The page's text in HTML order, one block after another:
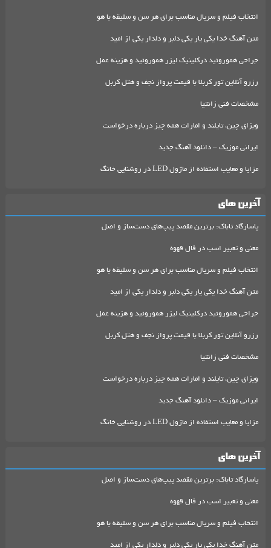
انتخاب فیلم و سریال مناسب برای هر سن و سلیقه با هو
متن آهنگ خدا یکی یار یکی دلبر و دلدار یکی از امید
جراحی هموروئید درکلینیک لیزر هموروئید و هزینه عمل
رزرو آنلاین تور کربلا با قیمت پرواز نجف و هتل کربل
مشخصات فنی زانتیا
ویزای چین، تایلند و امارات همه چیز درباره درخواست
ایرانی موزیک – دانلود آهنگ جدید
مزایا و معایب استفاده از ماژول LED در روشنایی خانگ
آخرین های
پاسارگاد تاباک: برترین مقصد پیپ‌های دست‌ساز و اصل
معنی و تعبیر اسب در فال قهوه
انتخاب فیلم و سریال مناسب برای هر سن و سلیقه با هو
متن آهنگ خدا یکی یار یکی دلبر و دلدار یکی از امید
جراحی هموروئید درکلینیک لیزر هموروئید و هزینه عمل
رزرو آنلاین تور کربلا با قیمت پرواز نجف و هتل کربل
مشخصات فنی زانتیا
ویزای چین، تایلند و امارات همه چیز درباره درخواست
ایرانی موزیک – دانلود آهنگ جدید
مزایا و معایب استفاده از ماژول LED در روشنایی خانگ
آخرین های
پاسارگاد تاباک: برترین مقصد پیپ‌های دست‌ساز و اصل
معنی و تعبیر اسب در فال قهوه
انتخاب فیلم و سریال مناسب برای هر سن و سلیقه با هو
متن آهنگ خدا یکی یار یکی دلبر و دلدار یکی از امید